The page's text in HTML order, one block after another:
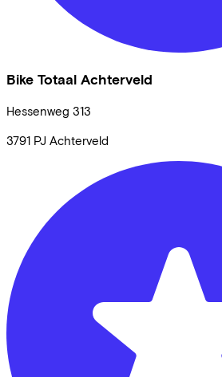
Bike Totaal Achterveld
Hessenweg 313
3791 PJ Achterveld